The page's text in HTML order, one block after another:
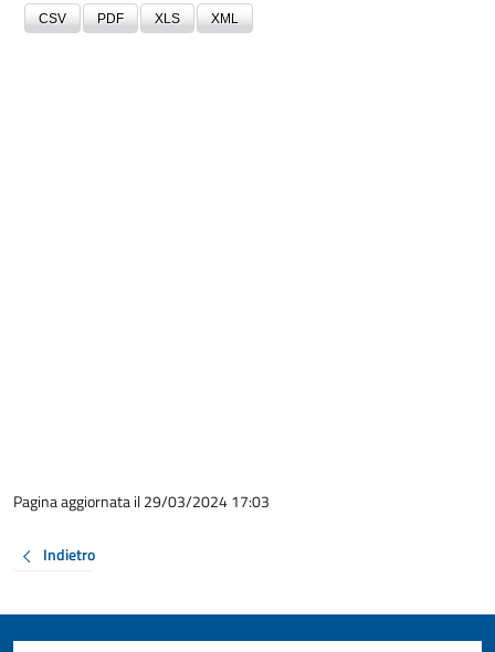
Pagina aggiornata il 29/03/2024 17:03
Indietro